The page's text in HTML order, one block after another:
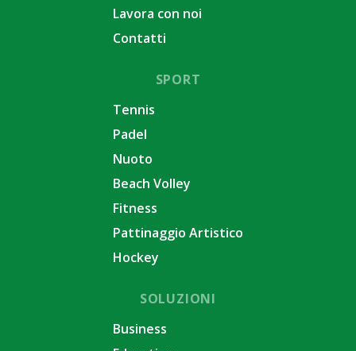
Lavora con noi
Contatti
SPORT
Tennis
Padel
Nuoto
Beach Volley
Fitness
Pattinaggio Artistico
Hockey
SOLUZIONI
Business